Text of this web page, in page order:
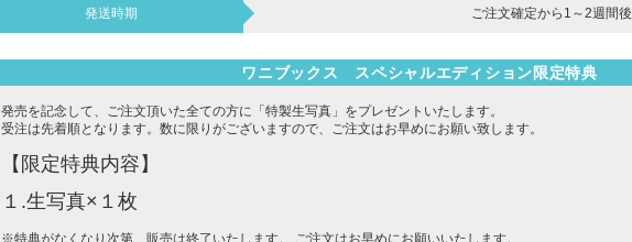
発送時期 ご注文確定から1～2週間後
ワニブックス スペシャルエディション限定特典
発売を記念して、ご注文頂いた全ての方に「特製生写真」をプレゼントいたします。
受注は先着順となります。数に限りがございますので、ご注文はお早めにお願い致します。
【限定特典内容】
１.生写真×１枚
※特典がなくなり次第、販売は終了いたします。 ご注文はお早めにお願いいたします。